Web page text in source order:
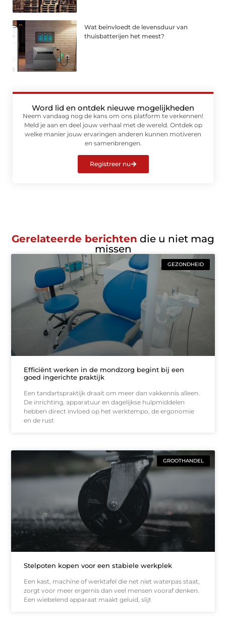
Wat beïnvloedt de levensduur van
thuisbatterijen het meest?
Word lid en ontdek nieuwe mogelijkheden
Neem vandaag nog de kans om ons platform te verkennen!
Meld je aan en deel jouw verhaal met de wereld. Ontdek op
welke manier jouw ervaringen anderen kunnen motiveren
en samenbrengen.
Registreer nu
Gerelateerde berichten die u niet mag
missen
GEZONDHEID
Efficiënt werken in de mondzorg begint bij een
goed ingerichte praktijk
Een tandartspraktijk draait om meer dan vakkennis alleen.
De inrichting, apparatuur en dagelijkse hulpmiddelen
hebben direct invloed op het werktempo, de ergonomie
en de rust
GROOTHANDEL
Stelpoten kopen voor een stabiele werkplek
Een kast, machine of werktafel die net niet waterpas staat,
zorgt voor meer ergernis dan veel mensen vooraf denken.
Een wiebelend apparaat maakt geluid, slijt